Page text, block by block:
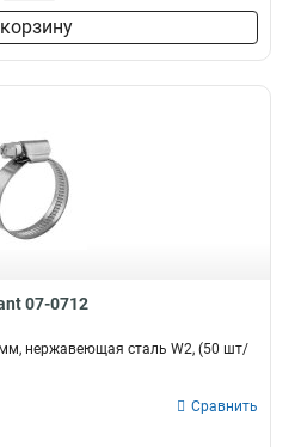
07-0712
нержавеющая сталь W2, (50 шт/
Сравнить